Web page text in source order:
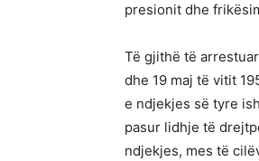
presionit dhe
Të gjithë të
dhe 19 maj të vitit
e ndjekjes së tyre
pasur lidhje të
ndjekjes, mes të